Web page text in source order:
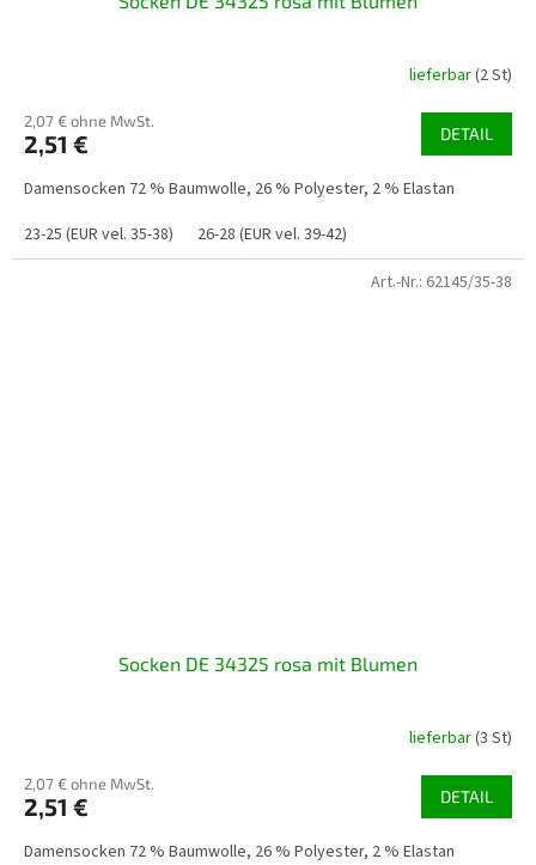
lieferbar(2 St)
2,07 € ohne MwSt.
2,51 € DETAIL
Damensocken 72 % Baumwolle, 26 % Polyester, 2 % Elastan
23-25 (EUR vel. 35-38)
26-28 (EUR vel. 39-42)
Socken DE 34325 rosa mit Blumen
lieferbar(3 St)
2,07 € ohne MwSt.
2,51 € DETAIL
Damensocken 72 % Baumwolle, 26 % Polyester, 2 % Elastan
Art.-Nr.: 62145/35-38